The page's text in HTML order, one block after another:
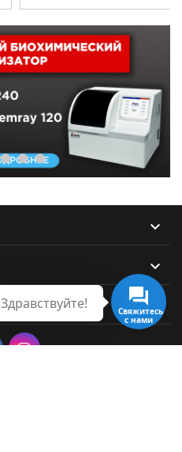



Свяжитесь
с нами
Здравствуйте!